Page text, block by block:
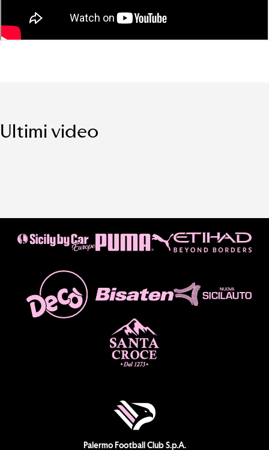
Ultimi video
Palermo Football Club S.p.A.